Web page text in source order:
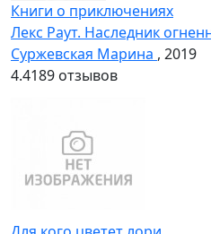
Книги о приключениях
Лекс Раут. Наследник
Суржевская Марина , 2019
4.4189 отзывов